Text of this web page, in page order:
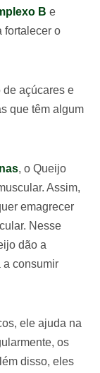
B e
fortalecer o
de açúcares e
que têm algum
, o Queijo
Assim,
emagrecer
Nesse
dão a
a consumir
ele ajuda na
os
disso, eles